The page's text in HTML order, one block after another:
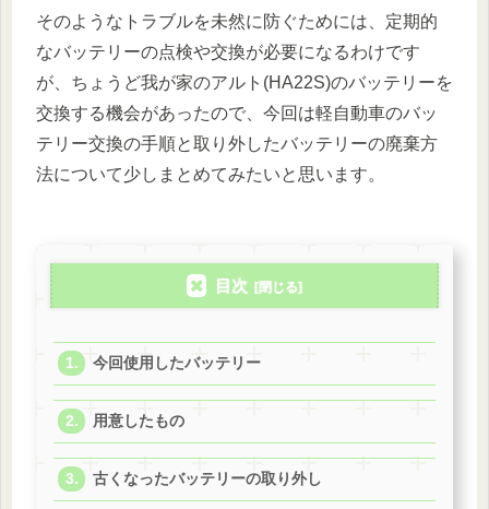
そのようなトラブルを未然に防ぐためには、定期的
なバッテリーの点検や交換が必要になるわけです
が、ちょうど我が家のアルト(HA22S)のバッテリーを
交換する機会があったので、今回は軽自動車のバッ
テリー交換の手順と取り外したバッテリーの廃棄方
法について少しまとめてみたいと思います。
目次
今回使用したバッテリー
用意したもの
古くなったバッテリーの取り外し